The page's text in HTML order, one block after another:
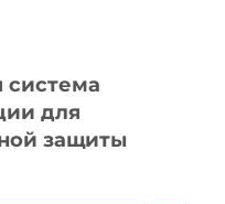
система
для
защиты